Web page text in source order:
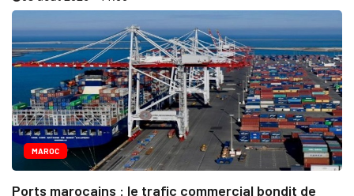
MAROC
Ports marocains : le trafic commercial bondit de